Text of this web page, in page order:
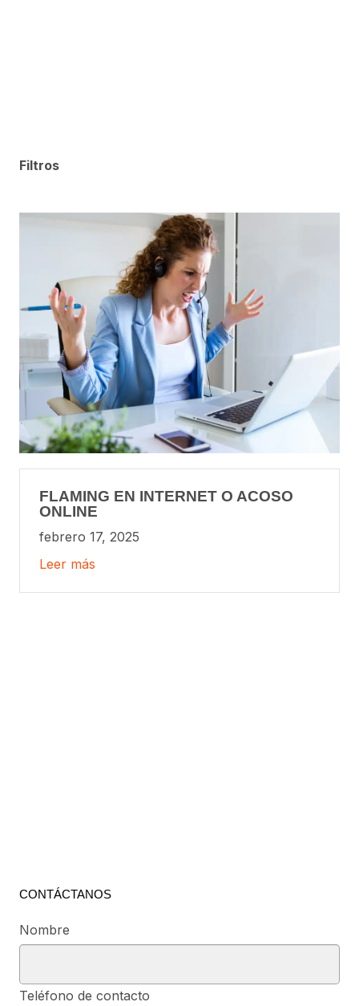
Filtros
FLAMING EN INTERNET O ACOSO
ONLINE
febrero 17, 2025
Leer más
CONTÁCTANOS
Nombre
Teléfono de contacto